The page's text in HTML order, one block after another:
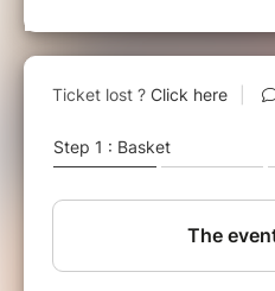
Du reggae chaud,
sauvages, la douceur
pincée de rétro en
cumbia lascive…
Les garçons et les
attendent pour vous
joyeuse transe ! Se
jambes et tomber